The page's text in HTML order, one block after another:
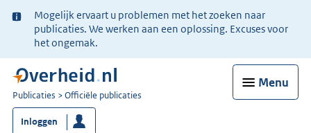
Ter
informatie:
Mogelijk ervaart u problemen met het zoeken naar
publicaties. We werken aan een oplossing. Excuses voor
het ongemak.
Menu
U
bent
nu
Publicaties Officiële publicaties
Inloggen